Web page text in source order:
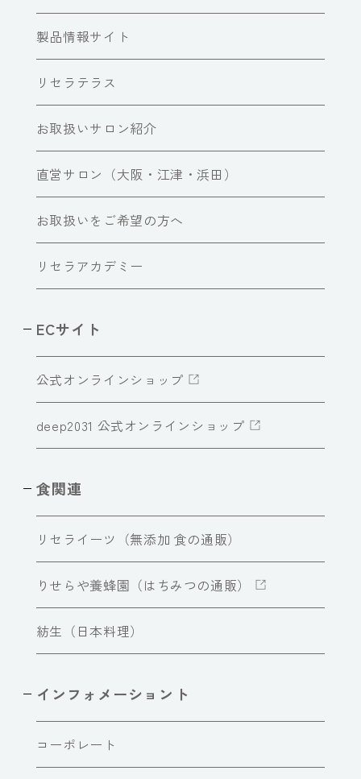
製品情報サイト
リセラテラス
お取扱いサロン紹介
直営サロン（大阪・江津・浜田）
お取扱いをご希望の方へ
リセラアカデミー
ECサイト
公式オンラインショップ
deep2031 公式オンラインショップ
食関連
リセライーツ（無添加 食の通販）
りせらや養蜂園（はちみつの通販）
紡生（日本料理）
インフォメーショント
コーポレート